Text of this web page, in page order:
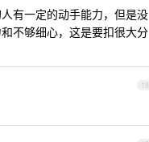
有一定的动手能力，但是没
不够细心，这是要扣很大分
18